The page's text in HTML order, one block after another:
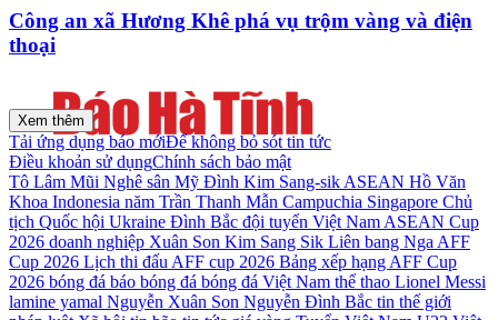
Công an xã Hương Khê phá vụ trộm vàng và điện
thoại
Xem thêm
Tải ứng dụng báo mớiĐể không bỏ sót tin tức
Điều khoản sử dụngChính sách bảo mật
Tô Lâm Mũi Nghê sân Mỹ Đình Kim Sang-sik ASEAN Hồ Văn
Khoa Indonesia năm Trần Thanh Mẫn Campuchia Singapore Chủ
tịch Quốc hội Ukraine Đình Bắc đội tuyển Việt Nam ASEAN Cup
2026 doanh nghiệp Xuân Son Kim Sang Sik Liên bang Nga AFF
Cup 2026 Lịch thi đấu AFF cup 2026 Bảng xếp hạng AFF Cup
2026 bóng đá báo bóng đá bóng đá Việt Nam thể thao Lionel Messi
lamine yamal Nguyễn Xuân Son Nguyễn Đình Bắc tin thế giới